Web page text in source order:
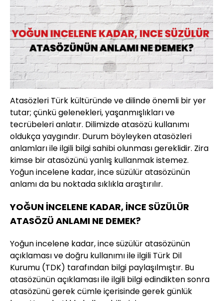
Atasözleri Türk kültüründe ve dilinde önemli bir yer
tutar; çünkü gelenekleri, yaşanmışlıkları ve
tecrübeleri anlatır. Dilimizde atasözü kullanımı
oldukça yaygındır. Durum böyleyken atasözleri
anlamları ile ilgili bilgi sahibi olunması gereklidir. Zira
kimse bir atasözünü yanlış kullanmak istemez.
Yoğun incelene kadar, ince süzülür atasözünün
anlamı da bu noktada sıklıkla araştırılır.
YOĞUN İNCELENE KADAR, İNCE SÜZÜLÜR
ATASÖZÜ ANLAMI NE DEMEK?
Yoğun incelene kadar, ince süzülür atasözünün
açıklaması ve doğru kullanımı ile ilgili Türk Dil
Kurumu (TDK) tarafından bilgi paylaşılmıştır. Bu
atasözünün açıklaması ile ilgili bilgi edindikten sonra
atasözünü gerek cümle içerisinde gerek günlük